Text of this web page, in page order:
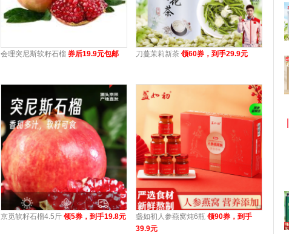
会理突尼斯软籽石榴 券后19.9元包邮 刀蔓茉莉新茶 领60券，到手29.9元
京觅软籽石榴4.5斤 领5券，到手19.8元 盏如初人参燕窝炖6瓶 领90券，到手
39.9元